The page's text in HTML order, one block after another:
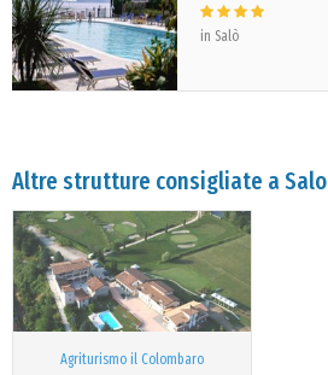
in Salò
Altre strutture consigliate a Salo
Agriturismo il Colombaro